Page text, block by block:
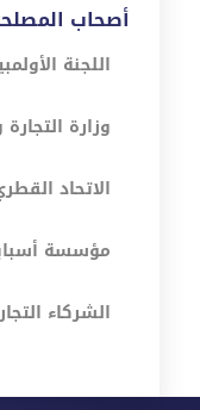
أصحاب
اللجنة
وزارة
الاتحاد
مؤسسة
الشركاء